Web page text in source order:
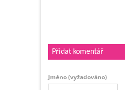
Přidat komentář
Jméno(vyžadováno)